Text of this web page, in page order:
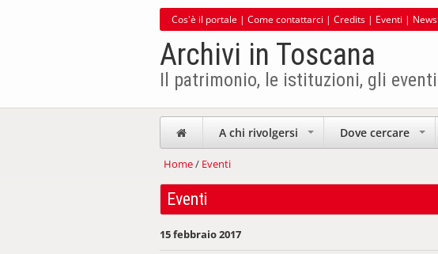
Cos'è il portale | Come contattarci | Credits | Eventi | News
Archivi in Toscana
Il patrimonio, le istituzioni, gli eventi
A chi rivolgersi Dove cercare
Home/ Eventi
Eventi
15 febbraio 2017